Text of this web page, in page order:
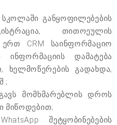
განყოფილებების
თითოეულის
ერთ CRM საინფორმაციო
ინფორმაციის დამატება
ხელმოწერების გადახდა,
მომხმარებლის დროს
მიწოდებით;
შეტყობინებების